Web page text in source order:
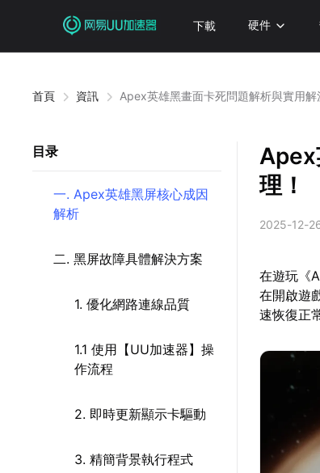
下載 硬件
首頁 資訊 Apex英雄黑畫面卡死問題解析與實用解
目录
一. Apex英雄黑屏核心成因
解析
二. 黑屏故障具體解決方案
1. 優化網路連線品質
1.1 使用【UU加速器】操
作流程
2. 即時更新顯示卡驅動
3. 精簡背景執行程式
Apex
理！
2025-12-
在遊玩《
在開啟遊
速恢復正